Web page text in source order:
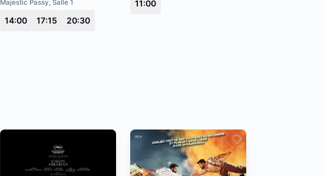
Majestic Passy, Salle 1
14:00 17:15 20:30
11:00